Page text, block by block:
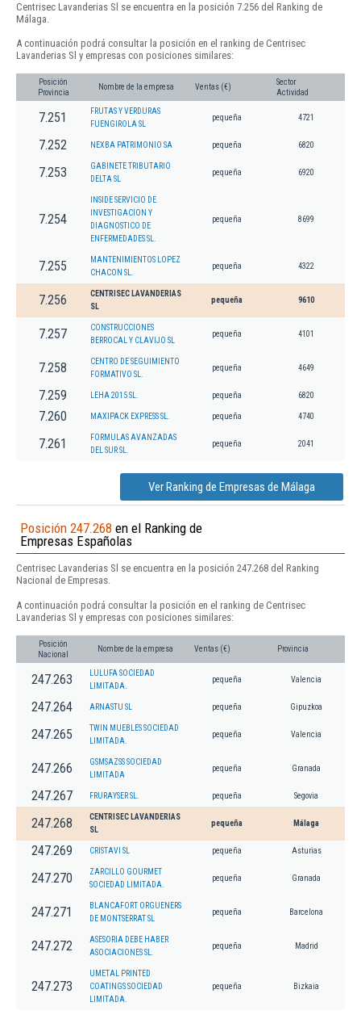
Centrisec Lavanderias Sl se encuentra en la posición 7.256 del Ranking de
Málaga.
A continuación podrá consultar la posición en el ranking de Centrisec
Lavanderias Sl y empresas con posiciones similares:
Posición
Provincia
Nombre de la empresa Ventas (€)
Sector
Actividad
7.251
FRUTAS Y VERDURAS
FUENGIROLA SL
pequeña 4721
7.252 NEXBA PATRIMONIO SA pequeña 6820
7.253
GABINETE TRIBUTARIO
DELTA SL
pequeña 6920
7.254
INSIDE SERVICIO DE
INVESTIGACION Y
DIAGNOSTICO DE
ENFERMEDADES SL.
pequeña 8699
7.255
MANTENIMIENTOS LOPEZ
CHACON SL.
pequeña 4322
7.256
CENTRISEC LAVANDERIAS
SL
pequeña 9610
7.257
CONSTRUCCIONES
BERROCAL Y CLAVIJO SL
pequeña 4101
7.258
CENTRO DE SEGUIMIENTO
FORMATIVO SL.
pequeña 4649
7.259 LEHA 2015 SL. pequeña 6820
7.260 MAXIPACK EXPRESS SL. pequeña 4740
7.261
FORMULAS AVANZADAS
DEL SUR SL.
pequeña 2041
Ver Ranking de Empresas de Málaga
Posición 247.268 en el Ranking de
Empresas Españolas
Centrisec Lavanderias Sl se encuentra en la posición 247.268 del Ranking
Nacional de Empresas.
A continuación podrá consultar la posición en el ranking de Centrisec
Lavanderias Sl y empresas con posiciones similares:
Posición
Nacional
Nombre de la empresa Ventas (€) Provincia
247.263
LULUFA SOCIEDAD
LIMITADA.
pequeña Valencia
247.264 ARNASTU SL pequeña Gipuzkoa
247.265
TWIN MUEBLES SOCIEDAD
LIMITADA.
pequeña Valencia
247.266
GSMSAZSS SOCIEDAD
LIMITADA
pequeña Granada
247.267 FRURAYSER SL. pequeña Segovia
247.268
CENTRISEC LAVANDERIAS
SL
pequeña Málaga
247.269 CRISTAVI SL pequeña Asturias
247.270
ZARCILLO GOURMET
SOCIEDAD LIMITADA.
pequeña Granada
247.271
BLANCAFORT ORGUENERS
DE MONTSERRAT SL
pequeña Barcelona
247.272
ASESORIA DEBE HABER
ASOCIACIONES SL.
pequeña Madrid
247.273
UMETAL PRINTED
COATINGS SOCIEDAD
LIMITADA.
pequeña Bizkaia